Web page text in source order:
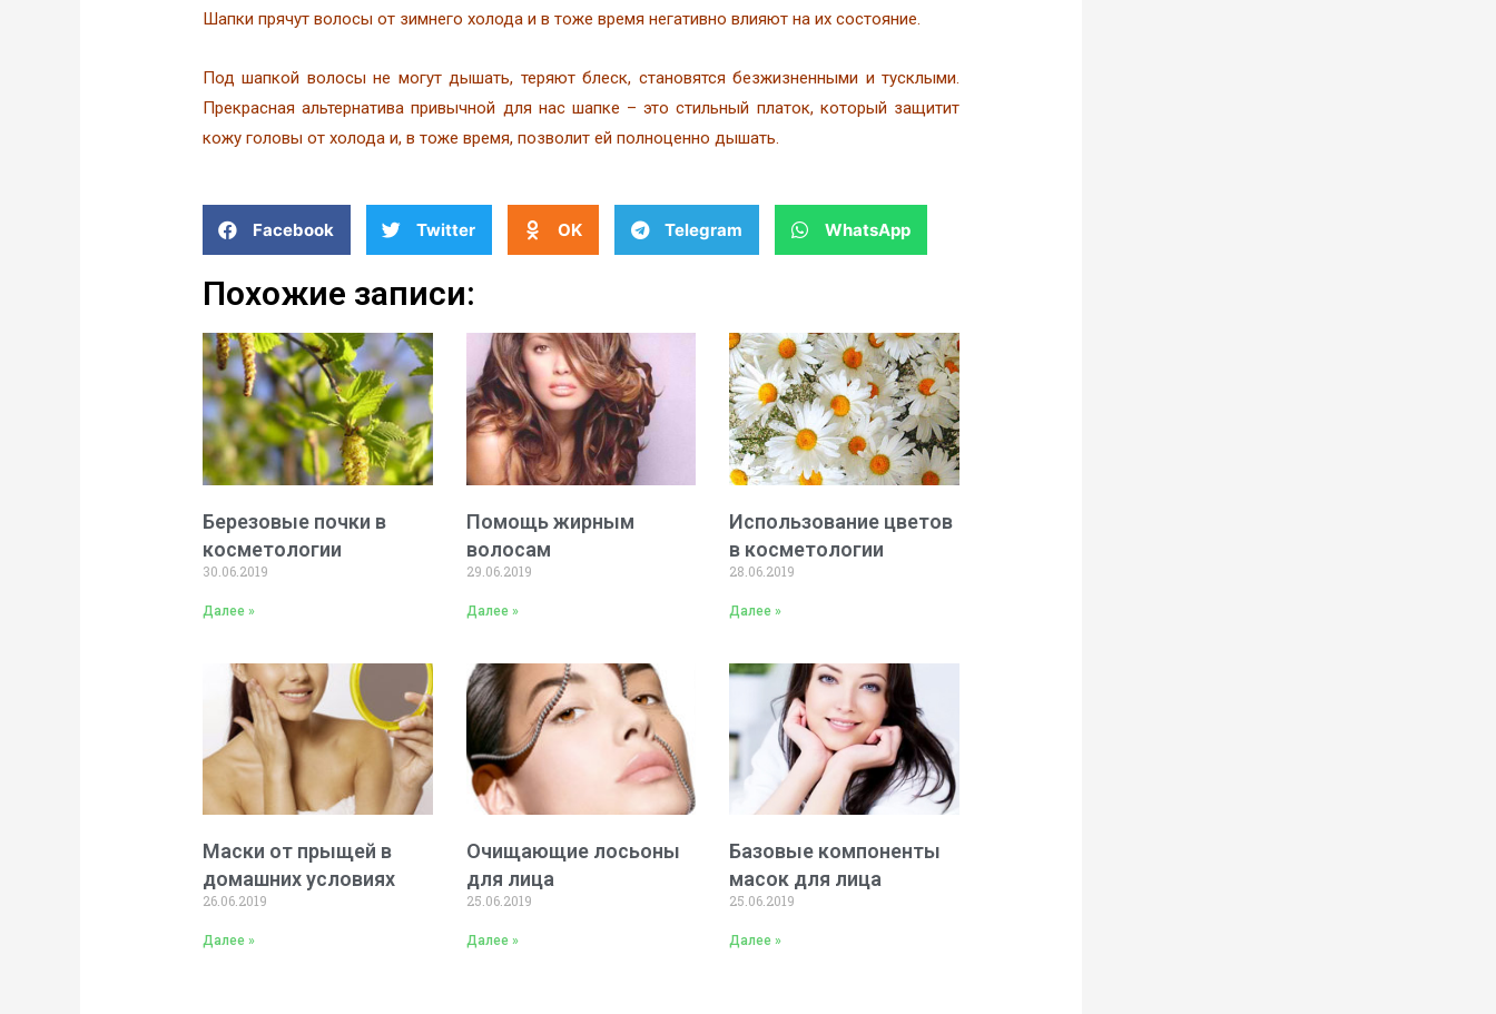
Шапки прячут волосы от зимнего холода и в тоже время негативно влияют на их состояние.
Под шапкой волосы не могут дышать, теряют блеск, становятся безжизненными и тусклыми.
Прекрасная альтернатива привычной для нас шапке – это стильный платок, который защитит
кожу головы от холода и, в тоже время, позволит ей полноценно дышать.
Facebook Twitter OK Telegram WhatsApp
Похожие записи:
Березовые почки в
косметологии
30.06.2019
Далее »
Помощь жирным
волосам
29.06.2019
Далее »
Использование цветов
в косметологии
28.06.2019
Далее »
Маски от прыщей в
домашних условиях
26.06.2019
Далее »
Очищающие лосьоны
для лица
25.06.2019
Далее »
Базовые компоненты
масок для лица
25.06.2019
Далее »